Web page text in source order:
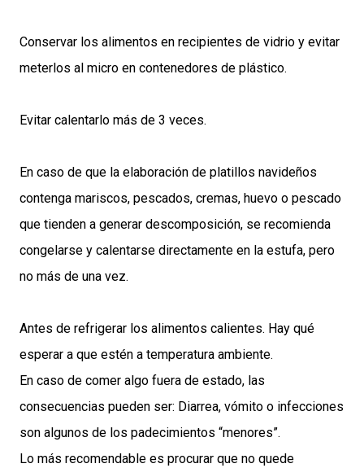
Conservar los alimentos en recipientes de vidrio y evitar
meterlos al micro en contenedores de plástico.
Evitar calentarlo más de 3 veces.
En caso de que la elaboración de platillos navideños
contenga mariscos, pescados, cremas, huevo o pescado
que tienden a generar descomposición, se recomienda
congelarse y calentarse directamente en la estufa, pero
no más de una vez.
Antes de refrigerar los alimentos calientes. Hay qué
esperar a que estén a temperatura ambiente.
En caso de comer algo fuera de estado, las
consecuencias pueden ser: Diarrea, vómito o infecciones
son algunos de los padecimientos “menores”.
Lo más recomendable es procurar que no quede